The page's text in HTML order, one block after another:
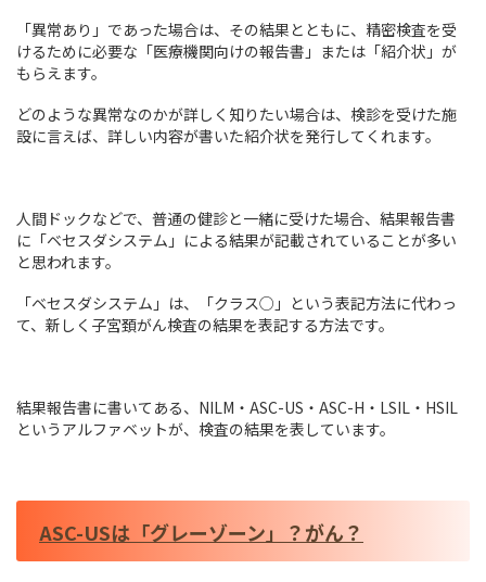
「異常あり」であった場合は、その結果とともに、精密検査を受
けるために必要な「医療機関向けの報告書」または「紹介状」が
もらえます。
どのような異常なのかが詳しく知りたい場合は、検診を受けた施
設に言えば、詳しい内容が書いた紹介状を発行してくれます。
人間ドックなどで、普通の健診と一緒に受けた場合、結果報告書
に「ベセスダシステム」による結果が記載されていることが多い
と思われます。
「ベセスダシステム」は、「クラス○」という表記方法に代わっ
て、新しく子宮頚がん検査の結果を表記する方法です。
結果報告書に書いてある、NILM・ASC-US・ASC-H・LSIL・HSIL
というアルファベットが、検査の結果を表しています。
ASC-USは「グレーゾーン」？がん？